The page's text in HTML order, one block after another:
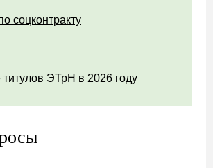
соцконтракту
ЭТрН в 2026 году